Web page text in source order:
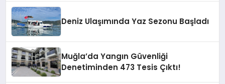
Deniz Ulaşımında Yaz Sezonu Başladı
Muğla’da Yangın Güvenliği
Denetiminden 473 Tesis Çıktı!